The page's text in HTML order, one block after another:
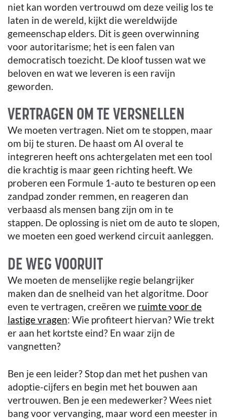
niet kan worden vertrouwd om deze veilig los te
laten in de wereld, kijkt die wereldwijde
gemeenschap elders. Dit is geen overwinning
voor autoritarisme; het is een falen van
democratisch toezicht. De kloof tussen wat we
beloven en wat we leveren is een ravijn
geworden.
VERTRAGEN OM TE VERSNELLEN
We moeten vertragen. Niet om te stoppen, maar
om bij te sturen. De haast om AI overal te
integreren heeft ons achtergelaten met een tool
die krachtig is maar geen richting heeft. We
proberen een Formule 1-auto te besturen op een
zandpad zonder remmen, en reageren dan
verbaasd als mensen bang zijn om in te
stappen. De oplossing is niet om de auto te slopen,
we moeten een goed werkend circuit aanleggen.
DE WEG VOORUIT
We moeten de menselijke regie belangrijker
maken dan de snelheid van het algoritme. Door
even te vertragen, creëren we ruimte voor de
lastige vragen: Wie profiteert hiervan? Wie trekt
er aan het kortste eind? En waar zijn de
vangnetten?
Ben je een leider? Stop dan met het pushen van
adoptie-cijfers en begin met het bouwen aan
vertrouwen. Ben je een medewerker? Wees niet
bang voor vervanging, maar word een meester in